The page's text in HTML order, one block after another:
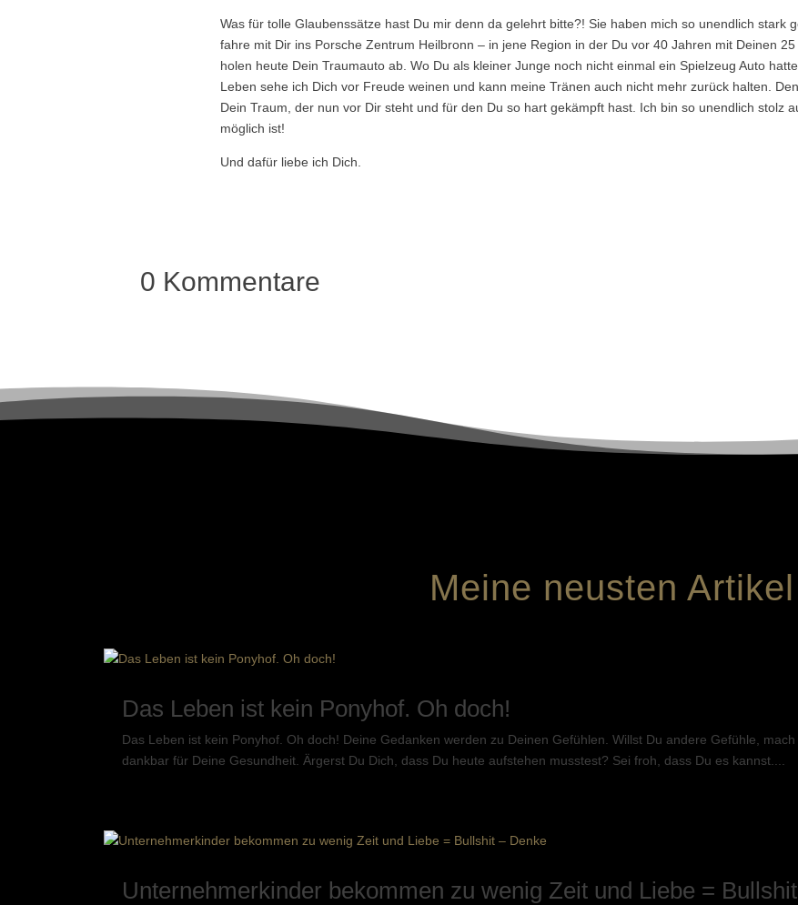
Was für tolle Glaubenssätze hast Du mir denn da gelehrt bitte?! Sie haben mich so unendlich stark
fahre mit Dir ins Porsche Zentrum Heilbronn – in jene Region in der Du vor 40 Jahren mit Deinen
holen heute Dein Traumauto ab. Wo Du als kleiner Junge noch nicht einmal ein Spielzeug Auto
Leben sehe ich Dich vor Freude weinen und kann meine Tränen auch nicht mehr zurück halten.
Dein Traum, der nun vor Dir steht und für den Du so hart gekämpft hast. Ich bin so unendlich stolz
möglich ist!
Und dafür liebe ich Dich.
0 Kommentare
Meine neusten Artikel
Das Leben ist kein Ponyhof. Oh doch!
Das Leben ist kein Ponyhof. Oh doch! Deine Gedanken werden zu Deinen Gefühlen. Willst Du andere Gefühle,
dankbar für Deine Gesundheit. Ärgerst Du Dich, dass Du heute aufstehen musstest? Sei froh, dass Du es kannst....
Unternehmerkinder bekommen zu wenig Zeit und Liebe =